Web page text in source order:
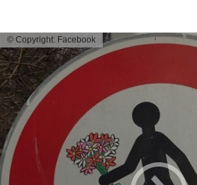
© Copyright: Facebook